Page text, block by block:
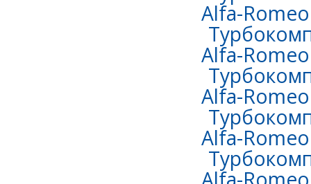
Alfa-
Alfa-
Alfa-
Alfa-